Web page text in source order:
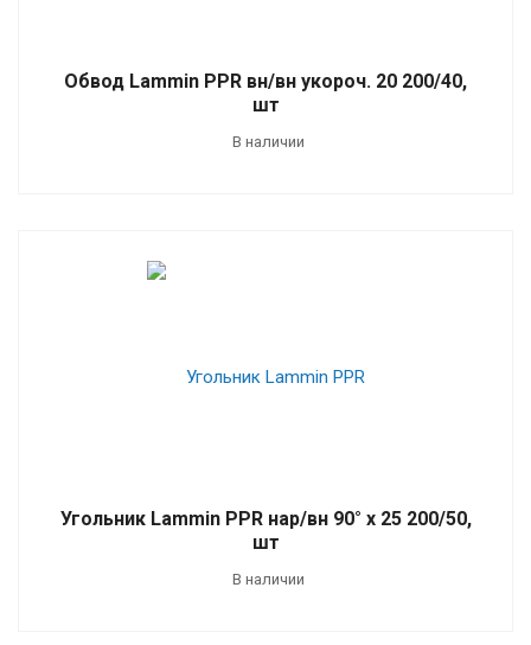
Обвод Lammin PPR вн/вн укороч. 20 200/40,
шт
В наличии
Угольник Lammin PPR нар/вн 90° х 25 200/50,
шт
В наличии